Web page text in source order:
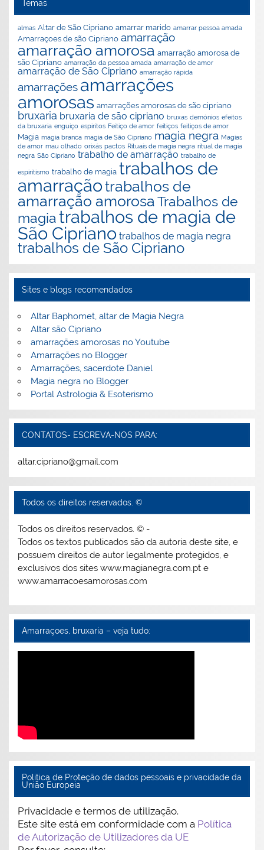
Temas
almas Altar de São Cipriano amarrar marido amarrar pessoa amada
Amarraçoes de são Cipriano amarração
amarração amorosa amarração amorosa de
são Cipriano amarração da pessoa amada amarração de amor
amarração de São Cipriano amarração rápida
amarrações amarrações
amorosas amarrações amorosas de são cipriano
bruxaria bruxaria de são cipriano bruxas demónios efeitos
da bruxaria enguiço espiritos Feitiço de amor feitiços feitiços de amor
Magia magia branca magia de São Cipriano magia negra Magias
de amor mau olhado orixás pactos Rituais de magia negra ritual de magia
negra São Cipriano trabalho de amarração trabalho de
espiritismo trabalho de magia trabalhos de
amarraçãotrabalhos de
amarração amorosa Trabalhos de
magia trabalhos de magia de
São Cipriano trabalhos de magia negra
trabalhos de São Cipriano
Sites e blogs recomendados
Altar Baphomet, altar de Magia Negra
Altar são Cipriano
amarrações amorosas no Youtube
Amarrações no Blogger
Amarrações, sacerdote Daniel
Magia negra no Blogger
Portal Astrologia & Esoterismo
CONTATOS- ESCREVA-NOS PARA:
altar.cipriano@gmail.com
Todos os direitos reservados. ©
Todos os direitos reservados. © -
Todos os textos publicados são da autoria deste site, e
possuem direitos de autor legalmente protegidos, e
exclusivos dos sites www.magianegra.com.pt e
www.amarracoesamorosas.com
Amarraçoes, bruxaria – veja tudo:
Politica de Proteção de dados pessoais e privacidade da
União Europeia
Privacidade e termos de utilização.
Este site está em conformidade com a Política
de Autorização de Utilizadores da UE